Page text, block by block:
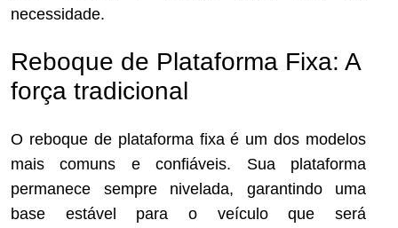
necessidade.
Reboque de Plataforma Fixa: A
força tradicional
O reboque de plataforma fixa é um dos modelos
mais comuns e confiáveis. Sua plataforma
permanece sempre nivelada, garantindo uma
base estável para o veículo que será